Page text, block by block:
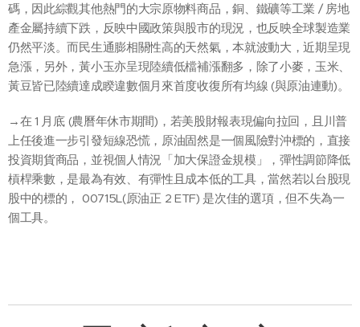
碼，因此綜觀其他熱門的大宗原物料商品，銅、鐵礦等工業 / 房地
產金屬持續下跌，反映中國政策與股市的現況，也反映全球製造業
仍然平淡。而民生通膨相關性高的天然氣，本就波動大，近期呈現
急漲，另外，黃小玉亦呈現陸續低檔補漲翻多，除了小麥，玉米、
黃豆皆已陸續達成睽違數個月來首度收復所有均線 (與原油連動)。
→在 1 月底 (農曆年休市期間)，若美股財報表現偏向拉回，且川普
上任後進一步引發短線恐慌，原油固然是一個風險對沖標的，直接
投資期貨商品，並視個人情況「加大保證金規模」，彈性調節降低
槓桿乘數，是最為有效、有彈性且成本低的工具，當然若以台股現
股中的標的， 00715L(原油正 2 ETF) 是次佳的選項，但不失為一
個工具。